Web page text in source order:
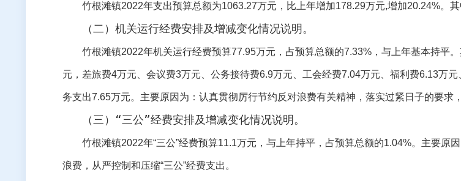
竹根滩镇2022年支出预算总额为1063.27万元，比上年增加178.29万元,增加20.24%。
（二）机关运行经费安排及增减变化情况说明。
竹根滩镇2022年机关运行经费预算77.95万元，占预算总额的7.33%，与上年基本持平
元， 差旅费4万元、 会议费3万元、 公务接待费6.9万元、工会经费7.04万元、 福利费6.13万元
务支出7.65万元。 主要原因为：认真贯彻厉行节约反对浪费有关精神，落实过紧日子的要求
（三）“三公”经费安排及增减变化情况说明。
竹根滩镇2022年“三公”经费预算11.1万元，与上年持平，占预算总额的1.04%。主要原
浪费，从严控制和压缩“三公”经费支出。